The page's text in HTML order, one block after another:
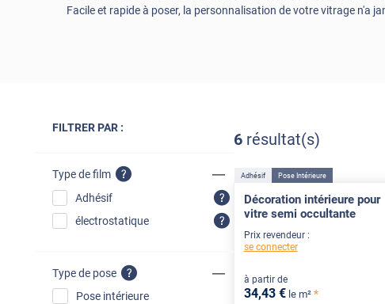
Facile et rapide à poser, la personnalisation de votre vitrage n'a
FILTRER PAR :
Type de film
Adhésif
électrostatique
Type de pose
Pose intérieure
6 résultat(s)
Adhésif Pose Intérieure
Décoration intérieure pour
vitre semi occultante
Prix revendeur :
se connecter
à partir de
34,43 € le m² *